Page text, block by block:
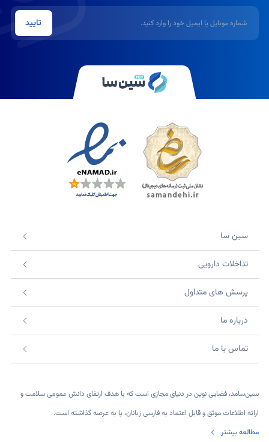
تایید
سین سا
تداخلات دارویی
پرسش های متداول
درباره ما
تماس با ما
سین‌سامد، فضایی نوین در دنیای مجازی است که با هدف ارتقای دانش عمومی سلامت و
ارائه اطلاعات موثق و قابل اعتماد به فارسی زبانان، پا به عرصه گذاشته است.
مطالعه بیشتر